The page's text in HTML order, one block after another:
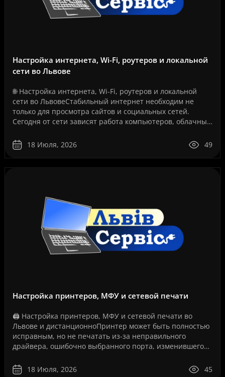
Настройка интернета, Wi-Fi, роутеров и локальной
сети во Львове
🌐 Настройка интернета, Wi-Fi, роутеров и локальной
сети во ЛьвовеСтабильный интернет необходим не
только для просмотра сайтов и социальных сетей.
Сегодня от сети зависят работа компьютеров, облачные
18 Июля, 2026
49
Настройка принтеров, МФУ и сетевой печати
🖨️ Настройка принтеров, МФУ и сетевой печати во
Львове и дистанционноПринтер может быть полностью
исправным, но не печатать из-за неправильного
драйвера, ошибочно выбранного порта, изменившегося
соединение..
18 Июля, 2026 45